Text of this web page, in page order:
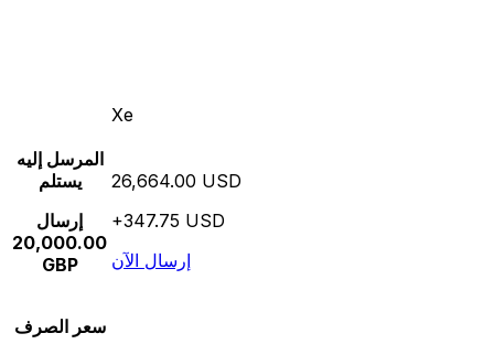
Xe
المرسل إليه
يستلم
إرسال
20,000.00
GBP
26,664.00 USD
+347.75 USD
إرسال الآن
سعر الصرف